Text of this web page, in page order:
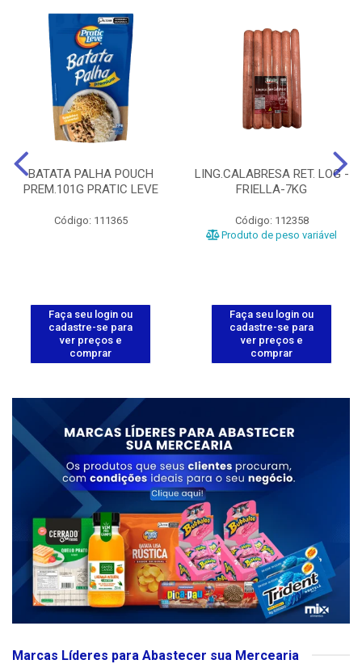
BATATA PALHA POUCH
PREM.101G PRATIC LEVE
Código: 111365
Faça seu login ou
cadastre-se para
ver preços e
comprar
LING.CALABRESA RET. LOG -
FRIELLA-7KG
Código: 112358
Produto de peso variável
Faça seu login ou
cadastre-se para
ver preços e
comprar
Marcas Líderes para Abastecer sua Mercearia